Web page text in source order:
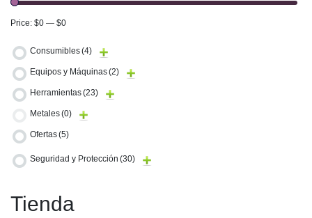
Price: $0 — $0
Consumibles(4)
Equipos y Máquinas(2)
Herramientas(23)
Metales(0)
Ofertas(5)
Seguridad y Protección (30)
Tienda